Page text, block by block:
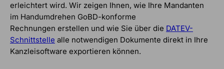
erleichtert wird. Wir zeigen Ihnen, wie Ihre Mandanten
im Handumdrehen GoBD-konforme
Rechnungen erstellen und wie Sie über die DATEV-
Schnittstelle alle notwendigen Dokumente direkt in Ihre
Kanzleisoftware exportieren können.